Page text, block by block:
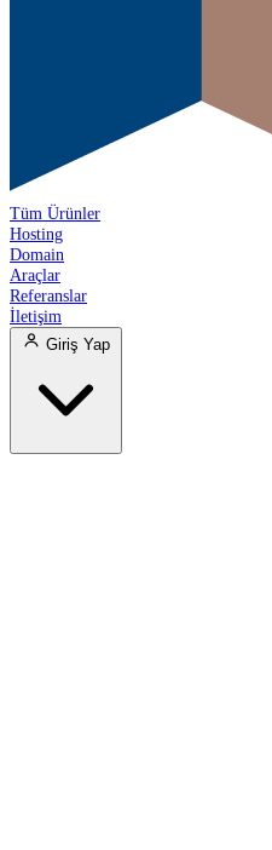
Tüm Ürünler
Hosting
Domain
Araçlar
Referanslar
İletişim
Giriş Yap